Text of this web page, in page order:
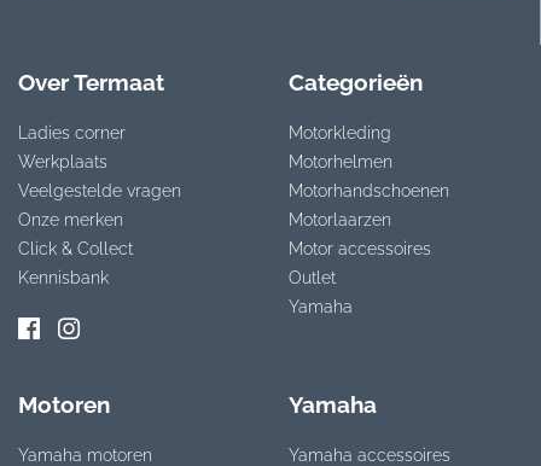
Over Termaat
Ladies corner
Werkplaats
Veelgestelde vragen
Onze merken
Click & Collect
Kennisbank
Categorieën
Motorkleding
Motorhelmen
Motorhandschoenen
Motorlaarzen
Motor accessoires
Outlet
Yamaha
Motoren
Yamaha motoren
Yamaha
Yamaha accessoires